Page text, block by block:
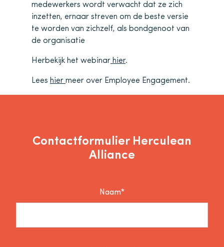
medewerkers wordt verwacht dat ze zich
inzetten, ernaar streven om de beste versie
te worden van zichzelf, als bondgenoot van
de organisatie
Herbekijk het webinar hier.
Lees hier meer over Employee Engagement.
Contactformulier Herculean
Alliance
Naam*